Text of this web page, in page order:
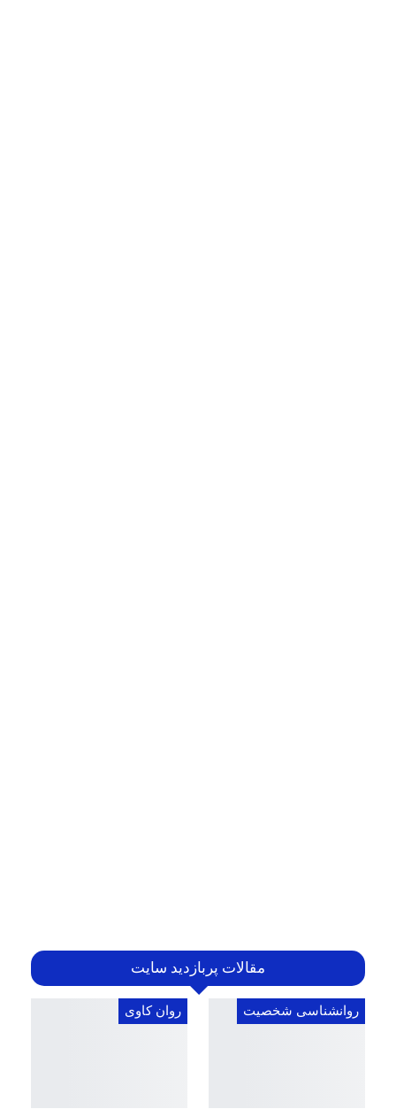
مقالات پربازدید سایت
روانشناسی شخصیت روان کاوی